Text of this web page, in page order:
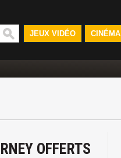
JEUX VIDÉO CINÉMA
OFFERTS